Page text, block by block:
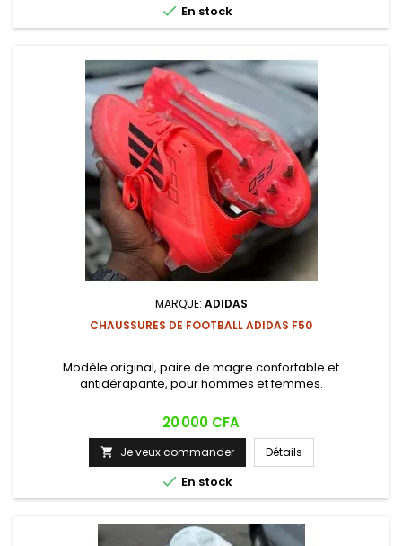
 En stock
MARQUE: ADIDAS
CHAUSSURES DE FOOTBALL ADIDAS F50
Modèle original, paire de magre confortable et
antidérapante, pour hommes et femmes.
Prix
20 000 CFA
 Je veux commander Détails
 En stock